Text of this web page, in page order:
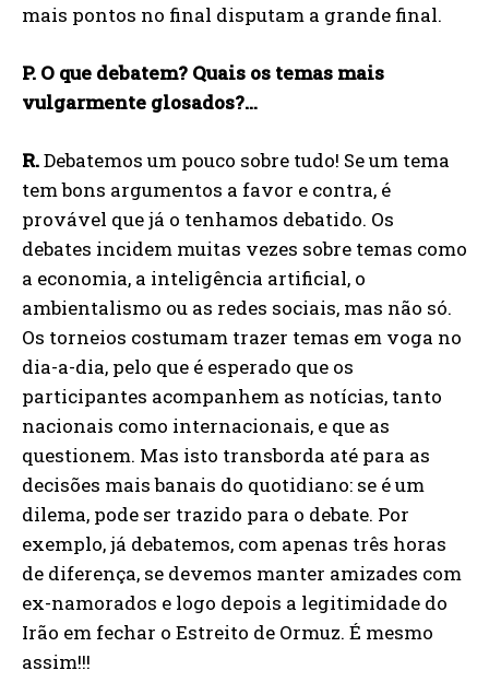
mais pontos no final disputam a grande final.
P. O que debatem? Quais os temas mais
vulgarmente glosados?…
R.Debatemos um pouco sobre tudo! Se um tema
tem bons argumentos a favor e contra, é
provável que já o tenhamos debatido. Os
debates incidem muitas vezes sobre temas como
a economia, a inteligência artificial, o
ambientalismo ou as redes sociais, mas não só.
Os torneios costumam trazer temas em voga no
dia-a-dia, pelo que é esperado que os
participantes acompanhem as notícias, tanto
nacionais como internacionais, e que as
questionem. Mas isto transborda até para as
decisões mais banais do quotidiano: se é um
dilema, pode ser trazido para o debate. Por
exemplo, já debatemos, com apenas três horas
de diferença, se devemos manter amizades com
ex-namorados e logo depois a legitimidade do
Irão em fechar o Estreito de Ormuz. É mesmo
assim!!!